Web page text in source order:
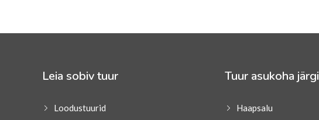
Leia sobiv tuur
Loodustuurid
Tuur asukoha järgi
Haapsalu